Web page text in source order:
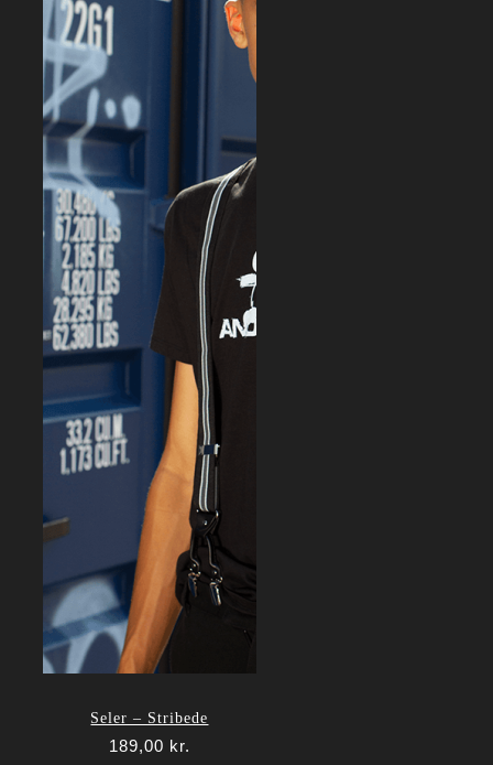
Seler – Stribede
189,00 kr.